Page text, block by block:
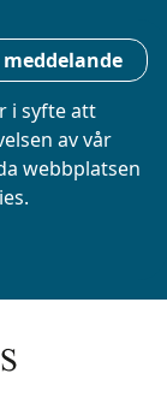
i syfte att
av vår
webbplatsen